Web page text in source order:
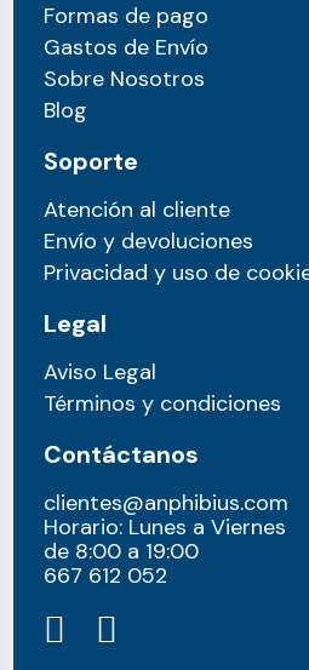
Formas de pago
Gastos de Envío
Sobre Nosotros
Blog
Soporte
Atención al cliente
Envío y devoluciones
Privacidad y uso de
Legal
Aviso Legal
Términos y condiciones
Contáctanos
clientes@anphibius.com
Horario: Lunes a Viernes
de 8:00 a 19:00
667 612 052​